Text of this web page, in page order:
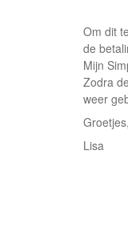
Om dit
de
Mijn
Zodra
weer
Groetjes,
Lisa